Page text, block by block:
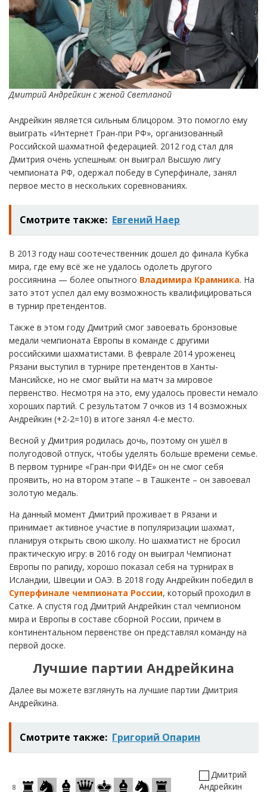
Дмитрий Андрейкин с женой Светланой
Андрейкин является сильным блицором. Это помогло ему
выиграть «Интернет Гран-при РФ», организованный
Российской шахматной федерацией. 2012 год стал для
Дмитрия очень успешным: он выиграл Высшую лигу
чемпионата РФ, одержал победу в Суперфинале, занял
первое место в нескольких соревнованиях.
Смотрите также: Евгений Наер
В 2013 году наш соотечественник дошел до финала Кубка
мира, где ему всё же не удалось одолеть другого
россиянина — более опытного Владимира Крамника. На
зато этот успел дал ему возможность квалифицироваться
в турнир претендентов.
Также в этом году Дмитрий смог завоевать бронзовые
медали чемпионата Европы в команде с другими
российскими шахматистами. В феврале 2014 уроженец
Рязани выступил в турнире претендентов в Ханты-
Мансийске, но не смог выйти на матч за мировое
первенство. Несмотря на это, ему удалось провести немало
хороших партий. С результатом 7 очков из 14 возможных
Андрейкин (+2-2=10) в итоге занял 4-е место.
Весной у Дмитрия родилась дочь, поэтому он ушёл в
полугодовой отпуск, чтобы уделять больше времени семье.
В первом турнире «Гран-при ФИДЕ» он не смог себя
проявить, но на втором этапе – в Ташкенте – он завоевал
золотую медаль.
На данный момент Дмитрий проживает в Рязани и
принимает активное участие в популяризации шахмат,
планируя открыть свою школу. Но шахматист не бросил
практическую игру: в 2016 году он выиграл Чемпионат
Европы по рапиду, хорошо показал себя на турнирах в
Исландии, Швеции и ОАЭ. В 2018 году Андрейкин победил в
Суперфинале чемпионата России, который проходил в
Сатке. А спустя год Дмитрий Андрейкин стал чемпионом
мира и Европы в составе сборной России, причем в
континентальном первенстве он представлял команду на
первой доске.
Лучшие партии Андрейкина
Далее вы можете взглянуть на лучшие партии Дмитрия
Андрейкина.
Смотрите также: Григорий Опарин
8
Дмитрий
Андрейкин